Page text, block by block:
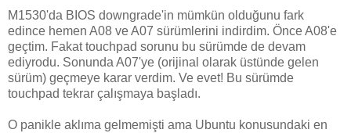
M1530'da BIOS downgrade'in mümkün olduğunu fark
edince hemen A08 ve A07 sürümlerini indirdim. Önce A08'e
geçtim. Fakat touchpad sorunu bu sürümde de devam
ediyrodu. Sonunda A07'ye (orijinal olarak üstünde gelen
sürüm) geçmeye karar verdim. Ve evet! Bu sürümde
touchpad tekrar çalışmaya başladı.
O panikle aklıma gelmemişti ama Ubuntu konusundaki en